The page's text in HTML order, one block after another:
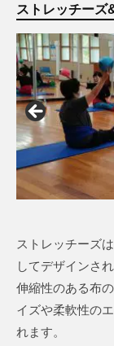
ストレッチーズ
ストレッチーズ
してデザインさ
伸縮性のある布
イズや柔軟性の
れます。